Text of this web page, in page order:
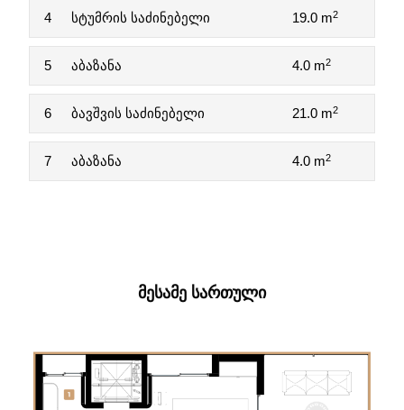
4 სტუმრის საძინებელი 19.0 m2
5 აბაზანა 4.0 m2
6 ბავშვის საძინებელი 21.0 m2
7 აბაზანა 4.0 m2
ᲛᲔᲡᲐᲛᲔ ᲡᲐᲠᲗᲣᲚᲘ